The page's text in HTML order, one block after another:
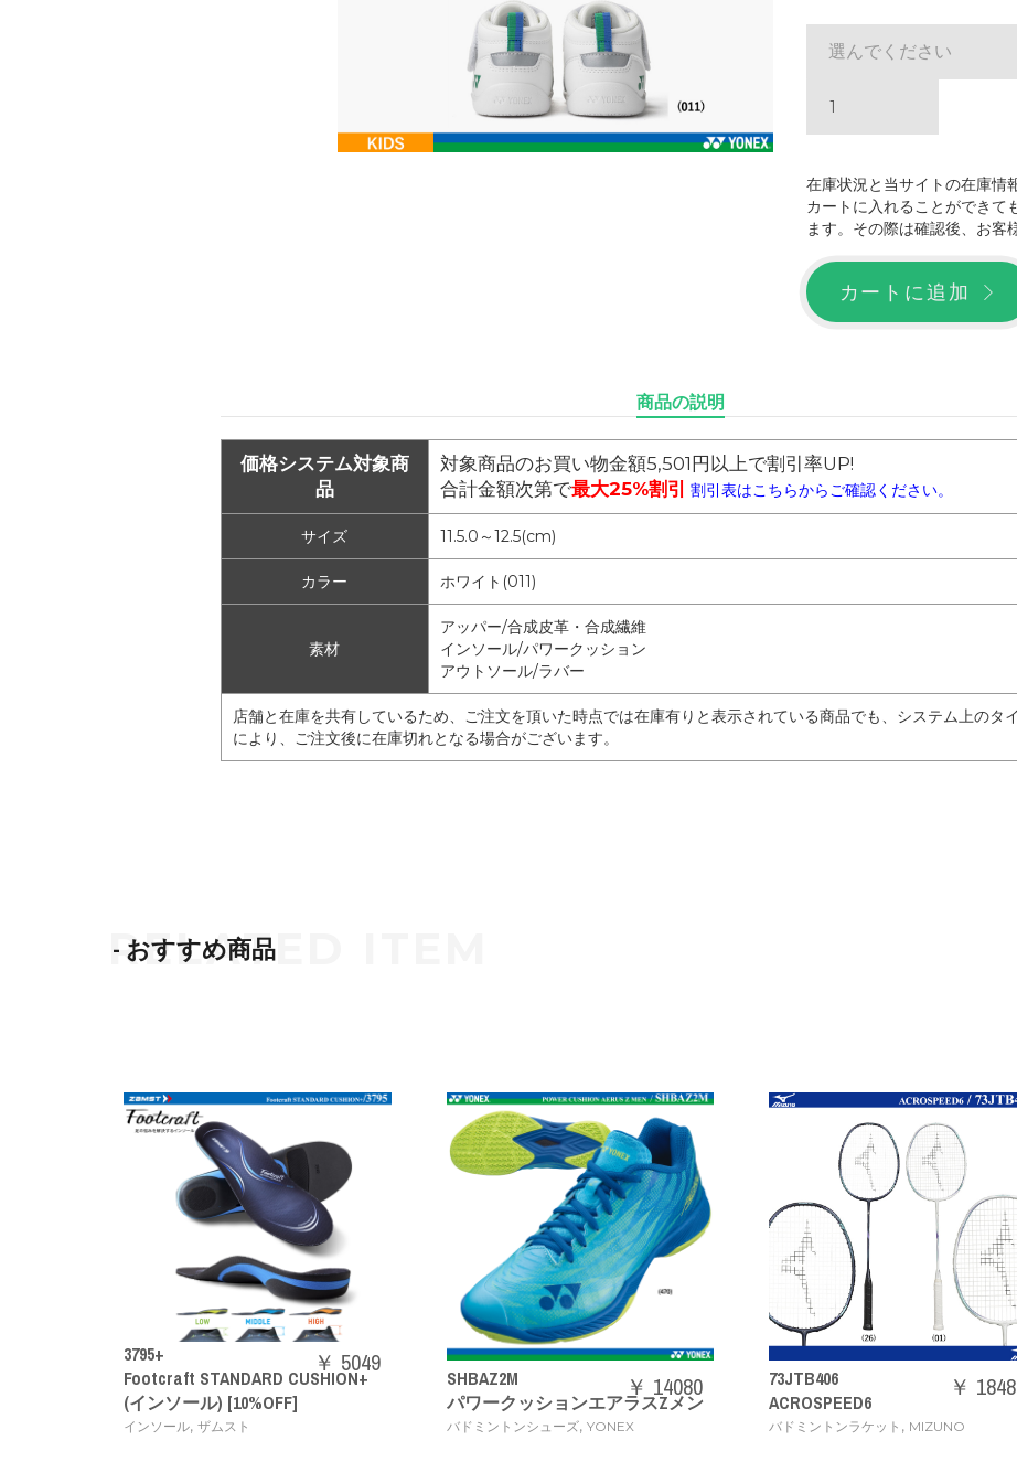
選んでください
在庫状況と当サイトの在庫情
カートに入れることができて
ます。その際は確認後、お客
カートに追加
商品の説明
価格システム対象商
品
対象商品のお買い物金額5,501円以上で割引率UP!
合計金額次第で最大25%割引 割引表はこちらからご確認ください。
サイズ 11.5.0～12.5(cm)
カラー ホワイト(011)
素材
アッパー/合成皮革・合成繊維
インソール/パワークッション
アウトソール/ラバー
店舗と在庫を共有しているため、ご注文を頂いた時点では在庫有りと表示されている商品でも、システム上のタ
により、ご注文後に在庫切れとなる場合がございます。
- おすすめ商品
Footcraft STANDARD CUSHION+
(インソール) [10%OFF]
,ザムスト
SHBAZ2M
パワークッションエアラスZメン
バドミントンシューズ, YONEX
￥ 14080
73JTB406
ACROSPEED6
バドミントンラケット,MIZUNO